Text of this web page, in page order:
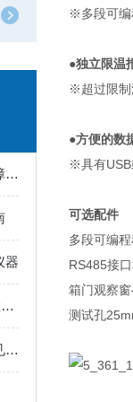
上海锦玟仪器鼓风干燥箱基本故障排除
器
无机污染物(包括土壤理化性质)检测实验室
锦玟仪器：超声波细胞破碎仪常见实验案例
※多段可编
●独立限温
※超过限制
●方便的数
※具有USB
可选配件
多段可
RS485
箱门观
测试孔